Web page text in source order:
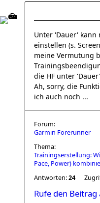
Unter 'Dauer' kann
einstellen (s.
meine Vermutung
die HF unter
Ah, sorry, die
ich auch noch ...
Forum:
Garmin Forerunner
Thema:
Trainingserstellung:
Pace, Power)
Antworten:24
Rufe den Beitrag